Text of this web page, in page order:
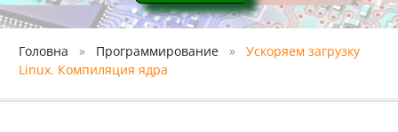
Головна Программирование
Ускоряем загрузку
Linux. Компиляция ядра